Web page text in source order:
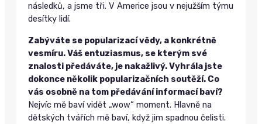
následků, a jsme tři. V Americe jsou v nejužším týmu
desítky lidí.
Zabýváte se popularizací vědy, a konkrétně
vesmíru. Váš entuziasmus, se kterým své
znalosti předáváte, je nakažlivý. Vyhrála jste
dokonce několik popularizačních soutěží. Co
vás osobně na tom předávání informací baví?
Nejvíc mě baví vidět „wow“ moment. Hlavně na
dětských tvářích mě baví, když jim spadnou čelisti.